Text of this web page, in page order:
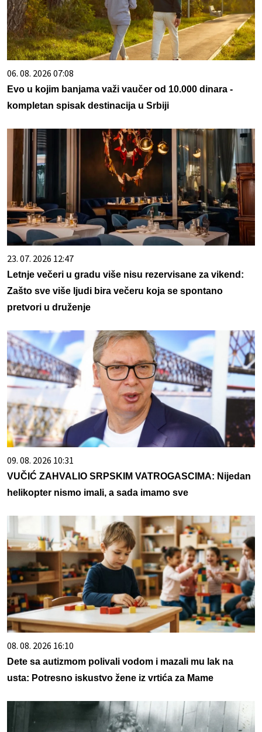
06. 08. 2026 07:08
Evo u kojim banjama važi vaučer od 10.000 dinara -
kompletan spisak destinacija u Srbiji
23. 07. 2026 12:47
Letnje večeri u gradu više nisu rezervisane za vikend:
Zašto sve više ljudi bira večeru koja se spontano
pretvori u druženje
09. 08. 2026 10:31
VUČIĆ ZAHVALIO SRPSKIM VATROGASCIMA: Nijedan
helikopter nismo imali, a sada imamo sve
08. 08. 2026 16:10
Dete sa autizmom polivali vodom i mazali mu lak na
usta: Potresno iskustvo žene iz vrtića za Mame